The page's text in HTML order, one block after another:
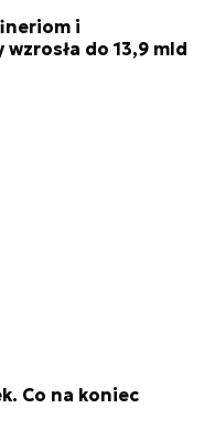
i
wzrosła do 13,9 mld
Co na koniec